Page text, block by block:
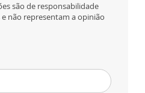
são de responsabilidade
não representam a opinião